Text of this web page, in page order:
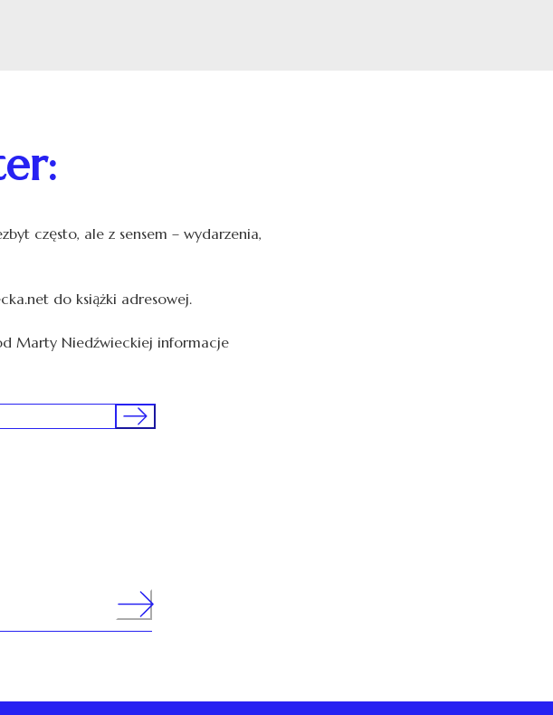
często, ale z sensem – wydarzenia,
do książki adresowej.
Marty Niedźwieckiej informacje
Sign me up!
Search